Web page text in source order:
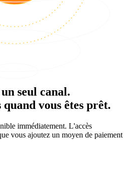
seul canal.
vous êtes prêt.
immédiatement. L'accès
vous ajoutez un moyen de paiement